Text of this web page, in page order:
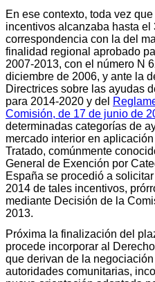
En ese contexto, toda vez
incentivos alcanzaba hasta
correspondencia con la del
finalidad regional aprobado
2007-2013, con el número N
diciembre de 2006, y ante la
Directrices sobre las ayudas
para 2014-2020 y del
Comisión, de 17 de junio de
determinadas categorías de
mercado interior en
Tratado, comúnmente
General de Exención por
España se procedió a
2014 de tales incentivos,
mediante Decisión de la
2013.
Próxima la finalización del
procede incorporar al
que derivan de la
autoridades comunitarias,